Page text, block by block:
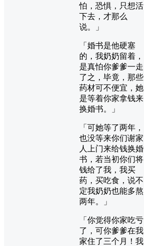
怕，恐惧，只想活
下去，才那么
说。」
「婚书是他硬塞
的，我奶奶留着，
是真怕你爹爹一走
了之，毕竟，那些
药材可不便宜，她
是等着你家拿钱来
换婚书。」
「可她等了两年，
也没等来你们谢家
人上门来给钱换婚
书，若当初你们将
钱给了我，我买
药，买吃食，说不
定我奶奶也能多熬
两年。」
「你觉得你家吃亏
了，可你爹爹在我
家住了三个月！我